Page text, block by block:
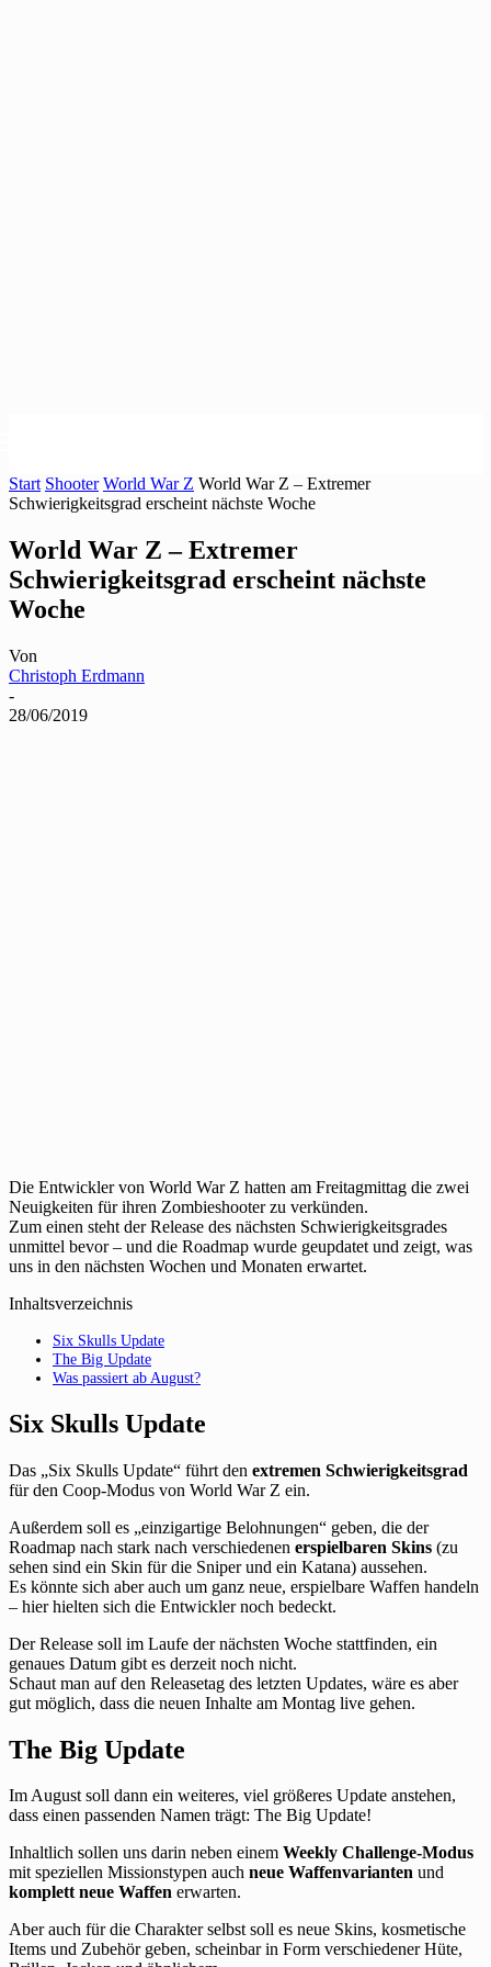
Start Shooter World War Z World War Z – Extremer
Schwierigkeitsgrad erscheint nächste Woche
World War Z – Extremer
Schwierigkeitsgrad erscheint nächste
Woche
Von
Christoph Erdmann
-
28/06/2019
Die Entwickler von World War Z hatten am Freitagmittag die zwei
Neuigkeiten für ihren Zombieshooter zu verkünden.
Zum einen steht der Release des nächsten Schwierigkeitsgrades
unmittel bevor – und die Roadmap wurde geupdatet und zeigt, was
uns in den nächsten Wochen und Monaten erwartet.
Inhaltsverzeichnis
Six Skulls Update
The Big Update
Was passiert ab August?
Six Skulls Update
Das „Six Skulls Update“ führt den extremen Schwierigkeitsgrad
für den Coop-Modus von World War Z ein.
Außerdem soll es „einzigartige Belohnungen“ geben, die der
Roadmap nach stark nach verschiedenen erspielbaren Skins (zu
sehen sind ein Skin für die Sniper und ein Katana) aussehen.
Es könnte sich aber auch um ganz neue, erspielbare Waffen handeln
– hier hielten sich die Entwickler noch bedeckt.
Der Release soll im Laufe der nächsten Woche stattfinden, ein
genaues Datum gibt es derzeit noch nicht.
Schaut man auf den Releasetag des letzten Updates, wäre es aber
gut möglich, dass die neuen Inhalte am Montag live gehen.
The Big Update
Im August soll dann ein weiteres, viel größeres Update anstehen,
dass einen passenden Namen trägt: The Big Update!
Inhaltlich sollen uns darin neben einem Weekly Challenge-Modus
mit speziellen Missionstypen auch neue Waffenvarianten und
komplett neue Waffen erwarten.
Aber auch für die Charakter selbst soll es neue Skins, kosmetische
Items und Zubehör geben, scheinbar in Form verschiedener Hüte,